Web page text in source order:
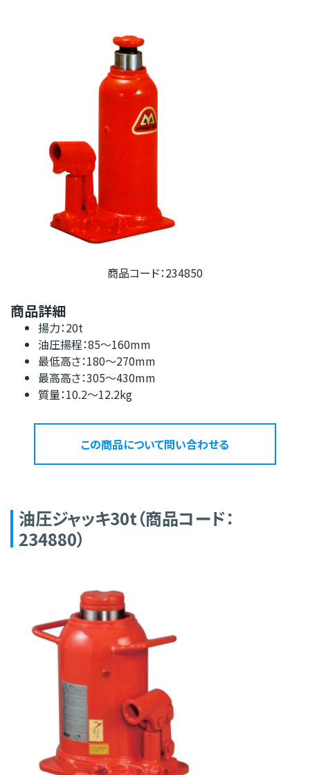
商品コード：234850
商品詳細
揚力：20t
油圧揚程：85～160mm
最低高さ：180～270mm
最高高さ：305～430mm
質量：10.2～12.2kg
この商品について問い合わせる
油圧ジャッキ30t（商品コード：
234880）